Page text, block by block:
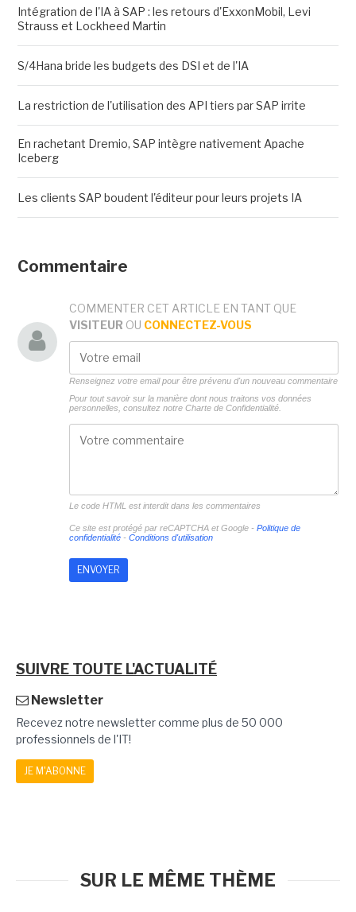
Intégration de l'IA à SAP : les retours d'ExxonMobil, Levi
Strauss et Lockheed Martin
S/4Hana bride les budgets des DSI et de l'IA
La restriction de l'utilisation des API tiers par SAP irrite
En rachetant Dremio, SAP intègre nativement Apache
Iceberg
Les clients SAP boudent l'éditeur pour leurs projets IA
Commentaire
COMMENTER CET ARTICLE EN TANT QUE
VISITEUR OU CONNECTEZ-VOUS
Renseignez votre email pour être prévenu d'un nouveau commentaire
Pour tout savoir sur la manière dont nous traitons vos données
personnelles, consultez notre Charte de Confidentialité.
Le code HTML est interdit dans les commentaires
Ce site est protégé par reCAPTCHA et Google - Politique de
confidentialité- Conditions d'utilisation
SUIVRE TOUTE L'ACTUALITÉ
Newsletter
Recevez notre newsletter comme plus de 50 000
professionnels de l'IT!
JE M'ABONNE
SUR LE MÊME THÈME